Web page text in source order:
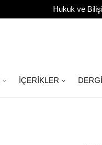
Hukuk ve
İÇERIKLER